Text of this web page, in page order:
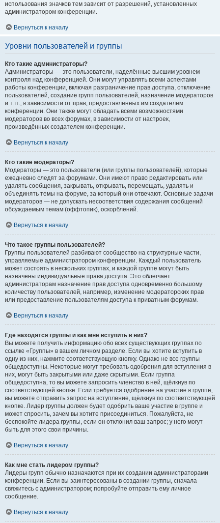
использования значков тем зависит от разрешений, установленных
администратором конференции.
Вернуться к началу
Уровни пользователей и группы
Кто такие администраторы?
Администраторы — это пользователи, наделённые высшим уровнем
контроля над конференцией. Они могут управлять всеми аспектами
работы конференции, включая разграничение прав доступа, отключение
пользователей, создание групп пользователей, назначение модераторов
и т. п., в зависимости от прав, предоставленных им создателем
конференции. Они также могут обладать всеми возможностями
модераторов во всех форумах, в зависимости от настроек,
произведённых создателем конференции.
Вернуться к началу
Кто такие модераторы?
Модераторы — это пользователи (или группы пользователей), которые
ежедневно следят за форумами. Они имеют право редактировать или
удалять сообщения, закрывать, открывать, перемещать, удалять и
объединять темы на форуме, за который они отвечают. Основные задачи
модераторов — не допускать несоответствия содержания сообщений
обсуждаемым темам (оффтопик), оскорблений.
Вернуться к началу
Что такое группы пользователей?
Группы пользователей разбивают сообщество на структурные части,
управляемые администратором конференции. Каждый пользователь
может состоять в нескольких группах, и каждой группе могут быть
назначены индивидуальные права доступа. Это облегчает
администраторам назначение прав доступа одновременно большому
количеству пользователей, например, изменение модераторских прав
или предоставление пользователям доступа к приватным форумам.
Вернуться к началу
Где находятся группы и как мне вступить в них?
Вы можете получить информацию обо всех существующих группах по
ссылке «Группы» в вашем личном разделе. Если вы хотите вступить в
одну из них, нажмите соответствующую кнопку. Однако не все группы
общедоступны. Некоторые могут требовать одобрения для вступления в
них, могут быть закрытыми или даже скрытыми. Если группа
общедоступна, то вы можете запросить членство в ней, щёлкнув по
соответствующей кнопке. Если требуется одобрение на участие в группе,
вы можете отправить запрос на вступление, щёлкнув по соответствующей
кнопке. Лидер группы должен будет одобрить ваше участие в группе и
может спросить, зачем вы хотите присоединиться. Пожалуйста, не
беспокойте лидера группы, если он отклонил ваш запрос; у него могут
быть для этого свои причины.
Вернуться к началу
Как мне стать лидером группы?
Лидеры групп обычно назначаются при их создании администраторами
конференции. Если вы заинтересованы в создании группы, сначала
свяжитесь с администратором; попробуйте отправить ему личное
сообщение.
Вернуться к началу